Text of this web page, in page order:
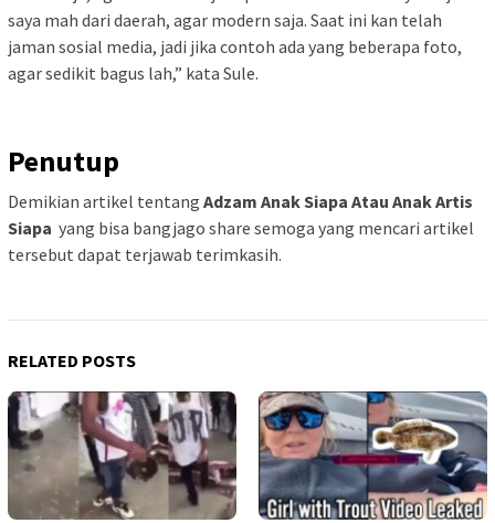
saya mah dari daerah, agar modern saja. Saat ini kan telah
jaman sosial media, jadi jika contoh ada yang beberapa foto,
agar sedikit bagus lah,” kata Sule.
Penutup
Demikian artikel tentang Adzam Anak Siapa Atau Anak Artis
Siapa yang bisa bangjago share semoga yang mencari artikel
tersebut dapat terjawab terimkasih.
RELATED POSTS